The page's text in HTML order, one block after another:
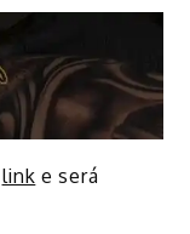
link e será